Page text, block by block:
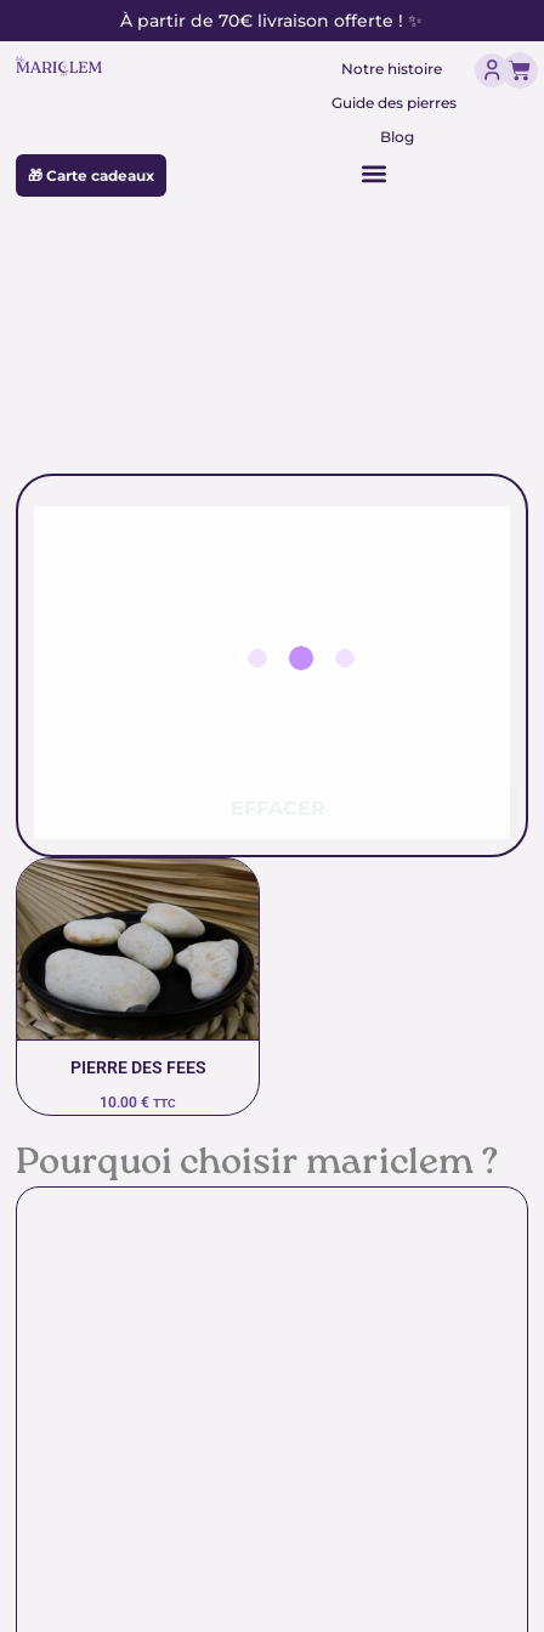
au
contenu
À partir de 70€ livraison offerte ! ✨
Notre histoire
Guide des pierres
Blog
🎁 Carte cadeaux
PIERRE DES FEES
10.00€ TTC
Pourquoi choisir mariclem ?